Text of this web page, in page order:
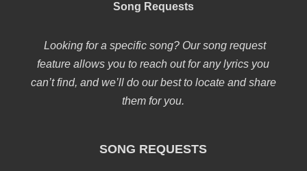
Song Requests
Looking for a specific song? Our song request
feature allows you to reach out for any lyrics you
can’t find, and we’ll do our best to locate and share
them for you.
SONG REQUESTS